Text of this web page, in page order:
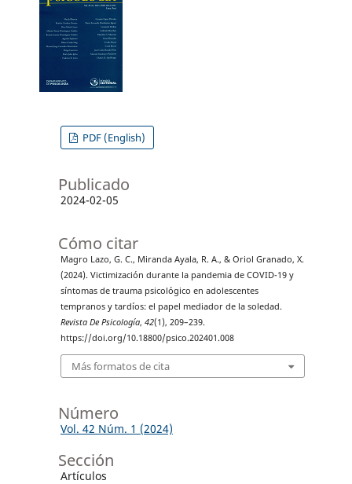
PDF (English)
Publicado
2024-02-05
Cómo citar
Magro Lazo, G. C., Miranda Ayala, R. A., & Oriol Granado, X.
(2024). Victimización durante la pandemia de COVID-19 y
síntomas de trauma psicológico en adolescentes
tempranos y tardíos: el papel mediador de la soledad.
Revista De Psicología, 42(1), 209–239.
https://doi.org/10.18800/psico.202401.008
Más formatos de cita
Número
Vol. 42 Núm. 1 (2024)
Sección
Artículos